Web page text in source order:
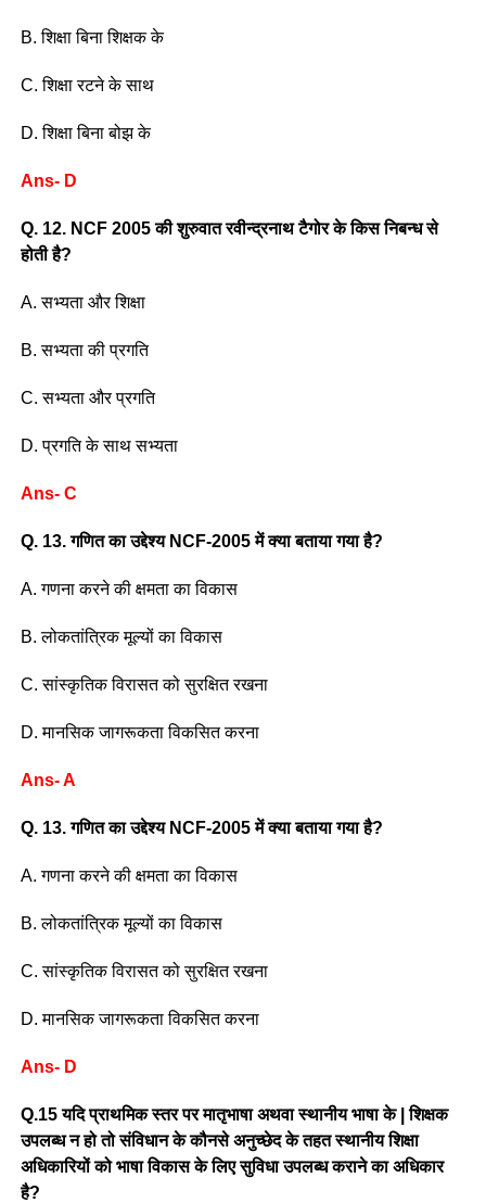
B. शिक्षा बिना शिक्षक के
C. शिक्षा रटने के साथ
D. शिक्षा बिना बोझ के
Ans- D
Q. 12. NCF 2005 की शुरुवात रवीन्द्रनाथ टैगोर के किस निबन्ध से
होती है?
A. सभ्यता और शिक्षा
B. सभ्यता की प्रगति
C. सभ्यता और प्रगति
D. प्रगति के साथ सभ्यता
Ans- C
Q. 13. गणित का उद्देश्य NCF-2005 में क्या बताया गया है?
A. गणना करने की क्षमता का विकास
B. लोकतांत्रिक मूल्यों का विकास
C. सांस्कृतिक विरासत को सुरक्षित रखना
D. मानसिक जागरूकता विकसित करना
Ans- A
Q. 13. गणित का उद्देश्य NCF-2005 में क्या बताया गया है?
A. गणना करने की क्षमता का विकास
B. लोकतांत्रिक मूल्यों का विकास
C. सांस्कृतिक विरासत को सुरक्षित रखना
D. मानसिक जागरूकता विकसित करना
Ans- D
Q.15 यदि प्राथमिक स्तर पर मातृभाषा अथवा स्थानीय भाषा के | शिक्षक
उपलब्ध न हो तो संविधान के कौनसे अनुच्छेद के तहत स्थानीय शिक्षा
अधिकारियों को भाषा विकास के लिए सुविधा उपलब्ध कराने का अधिकार
है?